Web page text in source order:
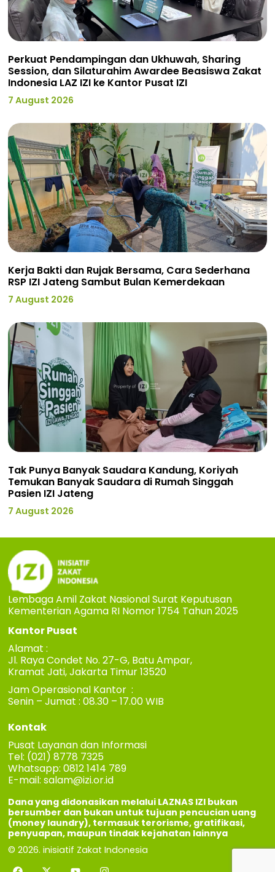
Perkuat Pendampingan dan Ukhuwah, Sharing
Session, dan Silaturahim Awardee Beasiswa Zakat
Indonesia LAZ IZI ke Kantor Pusat IZI
7 August 2026
Kerja Bakti dan Rujak Bersama, Cara Sederhana
RSP IZI Jateng Sambut Bulan Kemerdekaan
7 August 2026
Tak Punya Banyak Saudara Kandung, Koriyah
Temukan Banyak Saudara di Rumah Singgah
Pasien IZI Jateng
7 August 2026
Lembaga Amil Zakat Nasional Surat Keputusan
Kementerian Agama RI Nomor 1754 Tahun 2025
Kantor Pusat
Alamat :
Jl. Raya Condet No. 27-G, Batu Ampar,
Kramat Jati, Jakarta Timur 13520
Jam Operasional Kantor :
Senin – Jumat : 08.30 – 17.00 WIB
Kontak
Pusat Layanan dan Informasi
Tel: (021) 8778 7325
Whatsapp: 0812 1414 789
E-mail:salam@izi.or.id
Dana yang didonasikan melalui LAZNAS IZI bukan
bersumber dan bukan untuk tujuan pencucian uang
(money laundry), termasuk terorisme, gratifikasi,
penyuapan, maupun tindak kejahatan lainnya
© 2026. inisiatif Zakat Indonesia